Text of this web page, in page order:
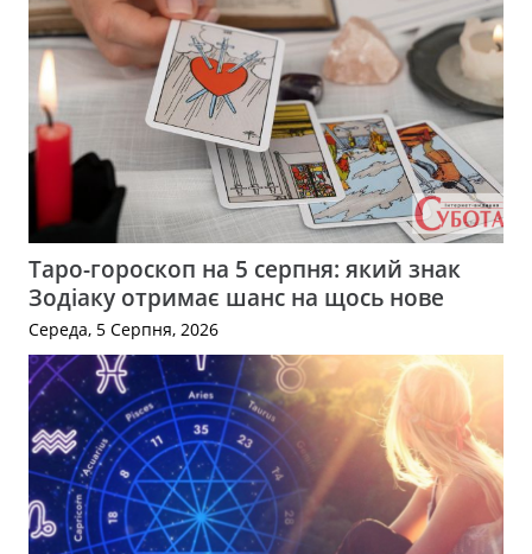
Таро-гороскоп на 5 серпня: який знак
Зодіаку отримає шанс на щось нове
Середа, 5 Серпня, 2026